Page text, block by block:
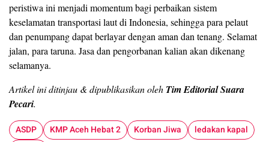
peristiwa ini menjadi momentum bagi perbaikan sistem
keselamatan transportasi laut di Indonesia, sehingga para pelaut
dan penumpang dapat berlayar dengan aman dan tenang. Selamat
jalan, para taruna. Jasa dan pengorbanan kalian akan dikenang
selamanya.
Artikel ini ditinjau & dipublikasikan oleh Tim Editorial Suara
Pecari.
ASDP KMP Aceh Hebat 2 Korban Jiwa ledakan kapal